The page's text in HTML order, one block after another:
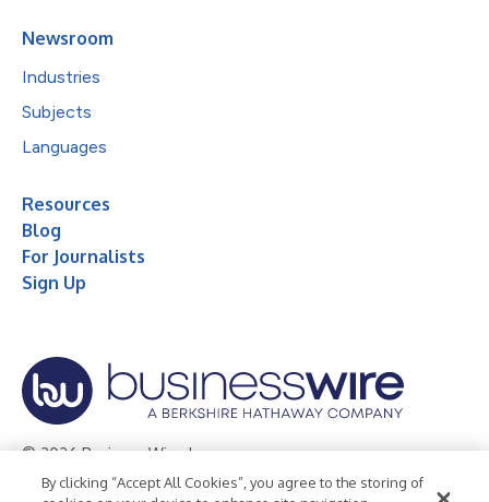
Newsroom
Industries
Subjects
Languages
Resources
Blog
For Journalists
Sign Up
© 2026 Business Wire, Inc.
Privacy Policy Cookie Policy Accessibility Statement
By clicking “Accept All Cookies”, you agree to the storing of